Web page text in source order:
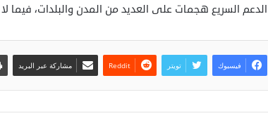
الدعم السريع هجمات على العديد من المدن والبلدات،
فيسبوك تويتر مشاركة عبر البريد